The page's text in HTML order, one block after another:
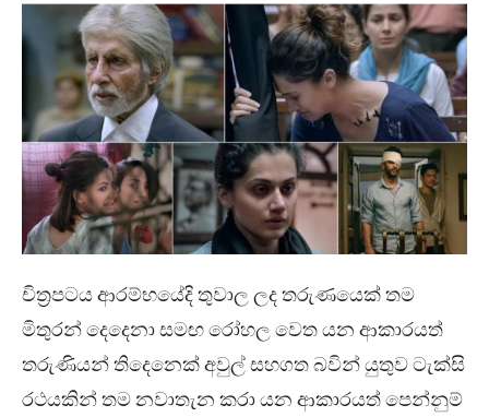
චිත්‍රපටය ආරම්භයේදි තුවාල ලද තරුණයෙක් තම
මිතුරන් දෙදෙනා සමඟ රෝහල වෙත යන ආකාරයත්
තරුණියන් තිදෙනෙක් අවුල් සහගත බවින් යුතුව ටැක්සි
රථයකින් තම නවාතැන කරා යන ආකාරයත් පෙන්නුම්